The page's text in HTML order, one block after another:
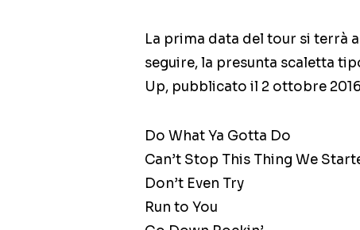
La prima data del tour si terrà
seguire, la presunta scaletta
Up, pubblicato il 2 ottobre
Do What Ya Gotta Do
Can’t Stop This Thing We
Don’t Even Try
Run to You